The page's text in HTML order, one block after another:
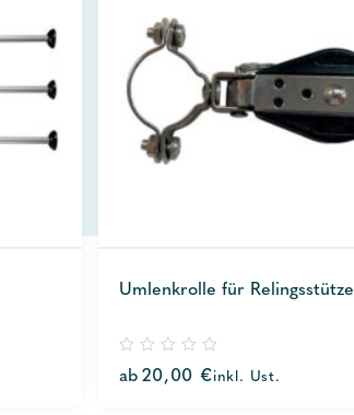
Umlenkrolle für Relingsstütze
out
ab 20,00 €inkl. Ust.